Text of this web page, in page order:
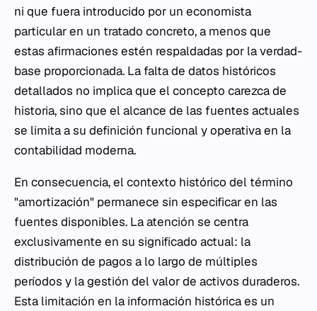
ni que fuera introducido por un economista
particular en un tratado concreto, a menos que
estas afirmaciones estén respaldadas por la verdad-
base proporcionada. La falta de datos históricos
detallados no implica que el concepto carezca de
historia, sino que el alcance de las fuentes actuales
se limita a su definición funcional y operativa en la
contabilidad moderna.
En consecuencia, el contexto histórico del término
"amortización" permanece sin especificar en las
fuentes disponibles. La atención se centra
exclusivamente en su significado actual: la
distribución de pagos a lo largo de múltiples
períodos y la gestión del valor de activos duraderos.
Esta limitación en la información histórica es un